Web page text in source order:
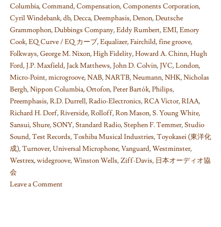
Columbia,Command,Compensation,Components Corporation,
Cyril Windebank,db,Decca,Deemphasis,Denon,Deutsche
Grammophon,Dubbings Company,Eddy Rumbert,EMI,Emory
Cook,EQ Curve / EQ カーブ,Equalizer,Fairchild,fine groove,
Folkways,George M. Nixon,High Fidelity,Howard A. Chinn,Hugh
Ford,J.P. Maxfield,Jack Matthews,John D. Colvin,JVC,London,
Micro-Point,microgroove,NAB,NARTB,Neumann,NHK,Nicholas
Bergh,Nippon Columbia,Ortofon,Peter Bartók,Philips,
Preemphasis,R.D. Durrell,Radio-Electronics,RCA Victor,RIAA,
Richard H. Dorf,Riverside,Rolloff,Ron Mason,S. Young White,
Sansui,Shure,SONY,Standard Radio,Stephen F. Temmer,Studio
Sound,Test Records,Toshiba Musical Industries,Toyokasei (東洋化
成),Turnover,Universal Microphone,Vanguard,Westminster,
Westrex,widegroove,Winston Wells, Ziff-Davis, 日本オーディオ協
会
Leave a Comment